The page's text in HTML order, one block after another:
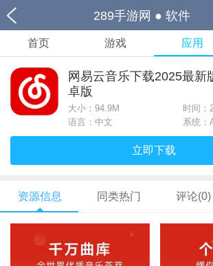
289手游网 ● 软件
首页 游戏 应用
网易云音乐下载2025最新
卓版
大小： 94.9M
时间：
语言：中文
系统：
立即下载
资源信息 同类热门 评论(0)